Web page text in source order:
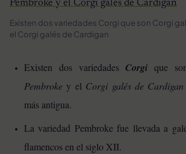
Existen dos variedades Corgi que son Corgi
el Corgi galés de Cardigan
Existen dos variedadesCorgi que
Pembroke y el Corgi galés de Cardigan
más antigua.
La variedad Pembroke fue llevada a
flamencos en el siglo XII.